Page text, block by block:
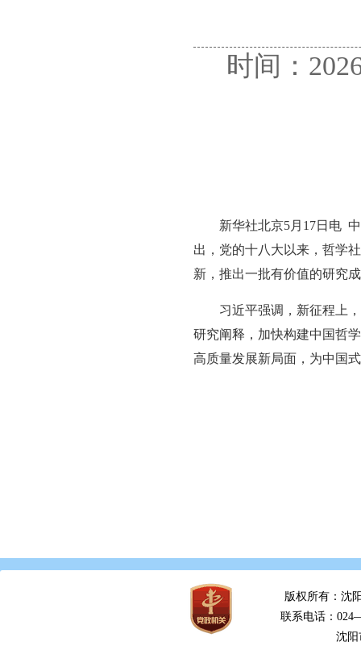
时间：
新华社北京5月17日电
出，党的十八大以来，哲学
新，推出一批有价值的研究
习近平强调，新征程上
研究阐释，加快构建中国哲
高质量发展新局面，为中国
版权所有：沈
联系电话：
沈阳